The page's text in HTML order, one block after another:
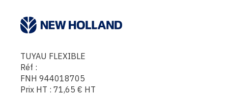
TUYAU FLEXIBLE
Réf :
FNH 944018705
Prix HT : 71,65 € HT